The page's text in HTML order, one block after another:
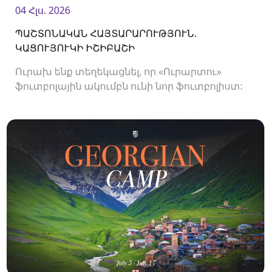
04 Հլս. 2026
ՊԱՇՏՈՆԱԿԱՆ ՀԱՅՏԱՐԱՐՈՒԹՅՈՒՆ.
ԿԱՑՈՒՅՈՒԿԻ ԻՇԻԲԱՇԻ
Ուրախ ենք տեղեկացնել, որ «Ուրարտու»
ֆուտբոլային ակումբն ունի նոր ֆուտբոլիստ: